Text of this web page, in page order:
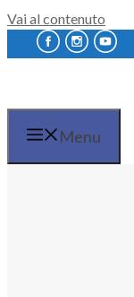
Vai al contenuto
Menu